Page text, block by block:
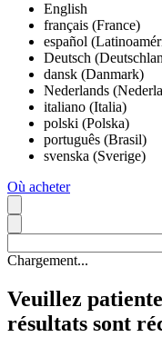
English
français (France)
español
Deutsch
dansk (Danmark)
Nederlands
italiano (Italia)
polski (Polska)
português (Brasil)
svenska (Sverige)
Où acheter
Chargement...
Veuillez
résultats sont